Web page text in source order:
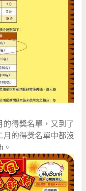
得獎名單，又到了
的得獎名單中都沒